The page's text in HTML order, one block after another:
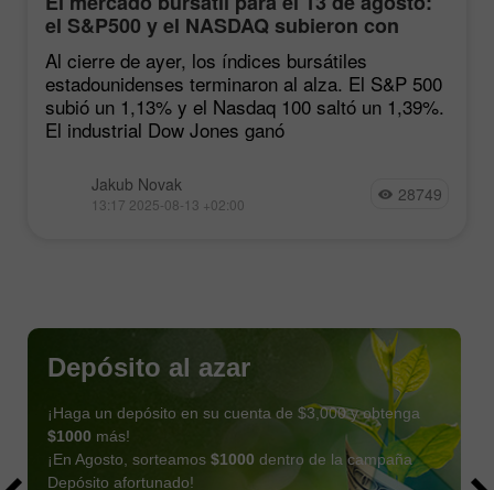
el S&P500 y el NASDAQ subieron con
fuerza tras las estadísticas de inflación
Al cierre de ayer, los índices bursátiles
estadounidenses terminaron al alza. El S&P 500
subió un 1,13% y el Nasdaq 100 saltó un 1,39%.
El industrial Dow Jones ganó
Jakub Novak
13:17 2025-08-13 +02:00 28749
Depósito al azar
¡Haga un depósito en su cuenta de $3,000 y obtenga
$1000 más!
¡En Agosto, sorteamos $1000 dentro de la campaña
Depósito afortunado!